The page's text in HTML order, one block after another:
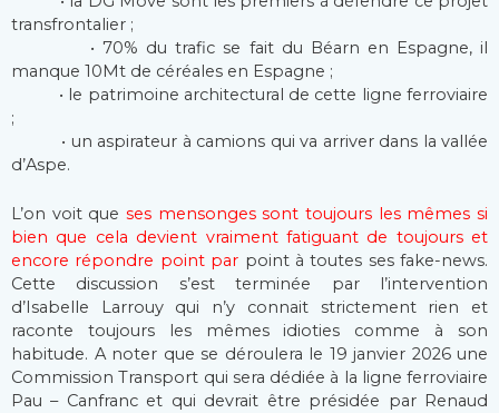
transfrontalier ;
• 70% du trafic se fait du Béarn en Espagne, il
manque 10Mt de céréales en Espagne ;
• le patrimoine architectural de cette ligne ferroviaire
;
• un aspirateur à camions qui va arriver dans la vallée
d’Aspe.
L’on voit que ses mensonges sont toujours les mêmes si
bien que cela devient vraiment fatiguant de toujours et
encore répondre point par point à toutes ses fake-news.
Cette discussion s’est terminée par l’intervention
d’Isabelle Larrouy qui n’y connait strictement rien et
raconte toujours les mêmes idioties comme à son
habitude. A noter que se déroulera le 19 janvier 2026 une
Commission Transport qui sera dédiée à la ligne ferroviaire
Pau – Canfranc et qui devrait être présidée par Renaud